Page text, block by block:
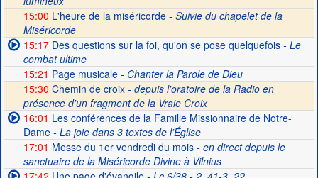
15:00 L'heure de la miséricorde - Suivie du chapelet de la
Miséricorde
15:17Des questions sur la foi, qu'on se pose quelquefois- Le
combat ultime
15:21 Page musicale- Chanter la Parole de Dieu
15:30 Chemin de croix - depuis l'oratoire de la Radio en
présence d'un fragment de la Vraie Croix
16:01 Les conférences de la Famille Missionnaire de Notre-
Dame- La joie dans 3 textes de l'Église
17:01 Messe du 1er vendredi du mois- en direct depuis le
sanctuaire de la Miséricorde Divine à Vilnius